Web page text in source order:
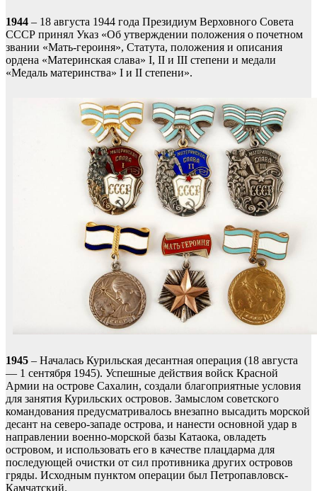
1944 – 18 августа 1944 года Президиум Верховного Совета
СССР принял Указ «Об утверждении положения о почетном
звании «Мать-героиня», Статута, положения и описания
ордена «Материнская слава» I, II и III степени и медали
«Медаль материнства» I и II степени».
1945 – Началась Курильская десантная операция (18 августа
— 1 сентября 1945). Успешные действия войск Красной
Армии на острове Сахалин, создали благоприятные условия
для занятия Курильских островов. Замыслом советского
командования предусматривалось внезапно высадить морской
десант на северо-западе острова, и нанести основной удар в
направлении военно-морской базы Катаока, овладеть
островом, и использовать его в качестве плацдарма для
последующей очистки от сил противника других островов
гряды. Исходным пунктом операции был Петропавловск-
Камчатский.